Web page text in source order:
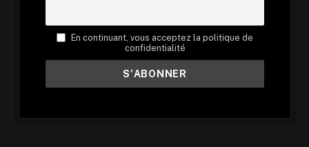
En continuant, vous acceptez la politique de
confidentialité